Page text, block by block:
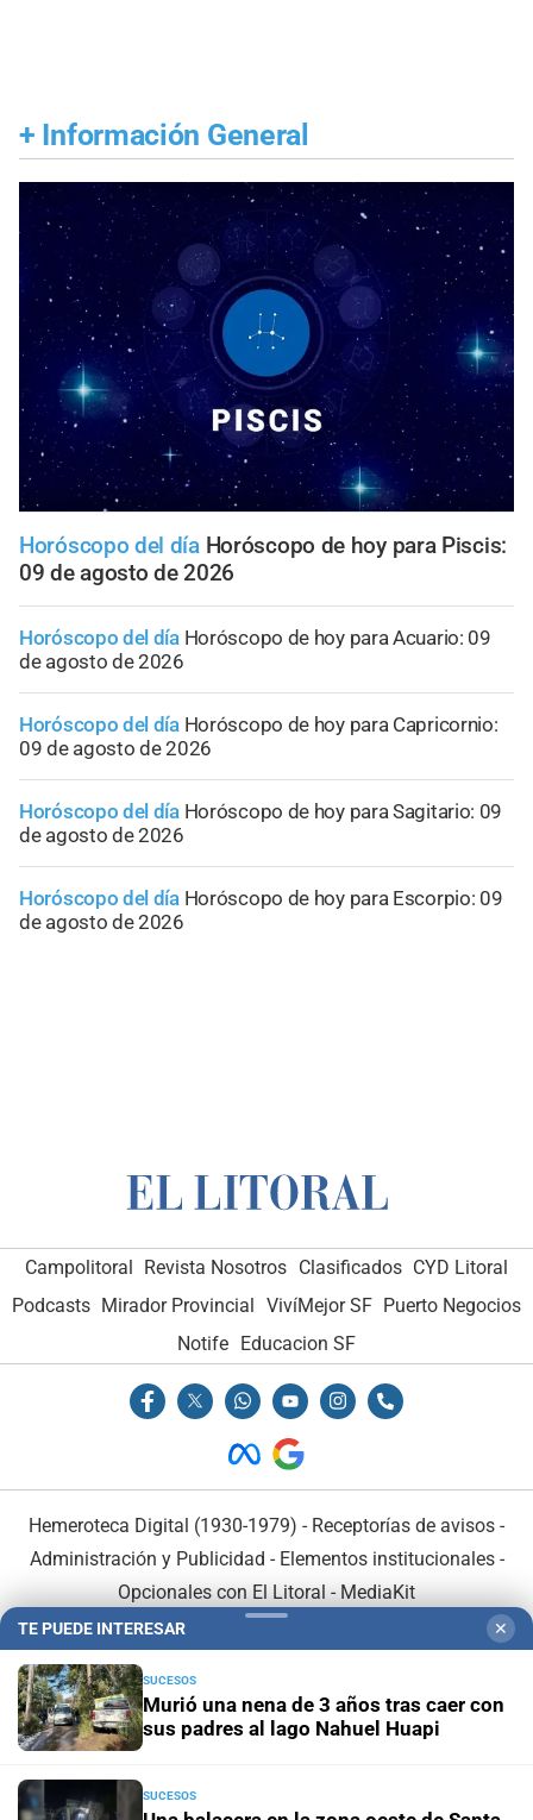
+ Información General
Horóscopo del día Horóscopo de hoy para Piscis:
09 de agosto de 2026
Horóscopo del día Horóscopo de hoy para Acuario: 09
de agosto de 2026
Horóscopo del día Horóscopo de hoy para Capricornio:
09 de agosto de 2026
Horóscopo del día Horóscopo de hoy para Sagitario: 09
de agosto de 2026
Horóscopo del día Horóscopo de hoy para Escorpio: 09
de agosto de 2026
Campolitoral Revista Nosotros Clasificados CYD Litoral
Podcasts Mirador Provincial VivíMejor SF Puerto Negocios
Notife Educacion SF
Hemeroteca Digital (1930-1979) - Receptorías de avisos -
Administración y Publicidad - Elementos institucionales-
Opcionales con El Litoral - MediaKit
En Asociación con:
TE PUEDE INTERESAR ✕
SUCESOS
Murió una nena de 3 años tras caer con
sus padres al lago Nahuel Huapi
SUCESOS